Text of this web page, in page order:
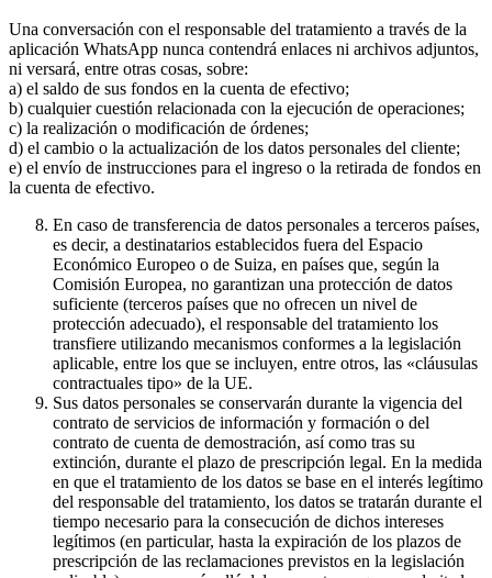
Una conversación con el responsable del tratamiento a través de la
aplicación WhatsApp nunca contendrá enlaces ni archivos adjuntos,
ni versará, entre otras cosas, sobre:
a) el saldo de sus fondos en la cuenta de efectivo;
b) cualquier cuestión relacionada con la ejecución de operaciones;
c) la realización o modificación de órdenes;
d) el cambio o la actualización de los datos personales del cliente;
e) el envío de instrucciones para el ingreso o la retirada de fondos en
la cuenta de efectivo.
En caso de transferencia de datos personales a terceros países,
es decir, a destinatarios establecidos fuera del Espacio
Económico Europeo o de Suiza, en países que, según la
Comisión Europea, no garantizan una protección de datos
suficiente (terceros países que no ofrecen un nivel de
protección adecuado), el responsable del tratamiento los
transfiere utilizando mecanismos conformes a la legislación
aplicable, entre los que se incluyen, entre otros, las «cláusulas
contractuales tipo» de la UE.
Sus datos personales se conservarán durante la vigencia del
contrato de servicios de información y formación o del
contrato de cuenta de demostración, así como tras su
extinción, durante el plazo de prescripción legal. En la medida
en que el tratamiento de los datos se base en el interés legítimo
del responsable del tratamiento, los datos se tratarán durante el
tiempo necesario para la consecución de dichos intereses
legítimos (en particular, hasta la expiración de los plazos de
prescripción de las reclamaciones previstos en la legislación